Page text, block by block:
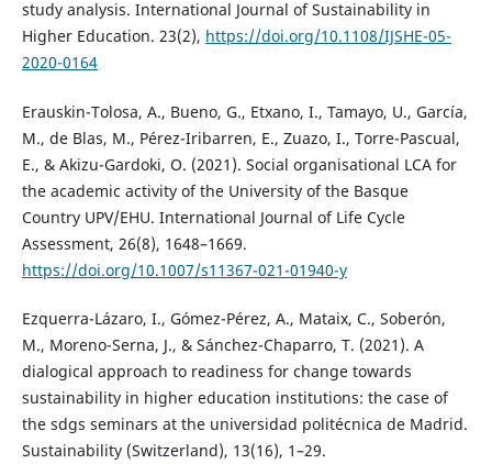
study analysis. International Journal of Sustainability in
Higher Education. 23(2), https://doi.org/10.1108/IJSHE-05-
2020-0164
Erauskin-Tolosa, A., Bueno, G., Etxano, I., Tamayo, U., García,
M., de Blas, M., Pérez-Iribarren, E., Zuazo, I., Torre-Pascual,
E., & Akizu-Gardoki, O. (2021). Social organisational LCA for
the academic activity of the University of the Basque
Country UPV/EHU. International Journal of Life Cycle
Assessment, 26(8), 1648–1669.
https://doi.org/10.1007/s11367-021-01940-y
Ezquerra-Lázaro, I., Gómez-Pérez, A., Mataix, C., Soberón,
M., Moreno-Serna, J., & Sánchez-Chaparro, T. (2021). A
dialogical approach to readiness for change towards
sustainability in higher education institutions: the case of
the sdgs seminars at the universidad politécnica de Madrid.
Sustainability (Switzerland), 13(16), 1–29.